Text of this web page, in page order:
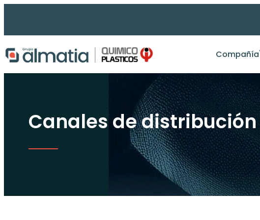
Ir
Compañía
Canales de distribución